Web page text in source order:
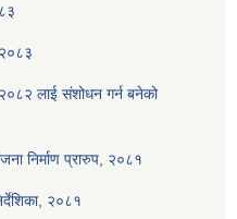
लाई संशोधन गर्न बनेको
निर्माण प्रारुप, २०८१
२०८१